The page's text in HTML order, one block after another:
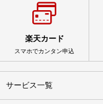
楽天カード
スマホでカンタン申込
サービス一覧